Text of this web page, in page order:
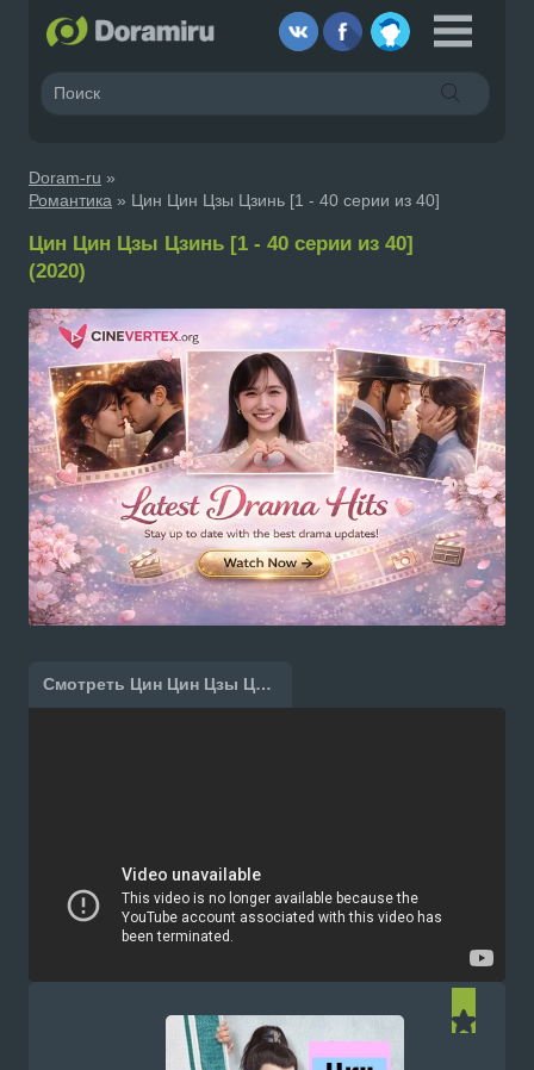
Doram-ru »
Романтика » Цин Цин Цзы Цзинь [1 - 40 серии из 40]
Цин Цин Цзы Цзинь [1 - 40 серии из 40]
(2020)
Смотреть Цин Цин Цзы Цзинь [1 - 40 серии из 40] онлайн